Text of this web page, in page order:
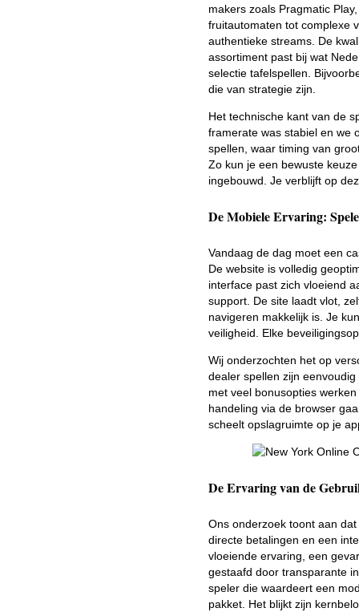
makers zoals Pragmatic
fruitautomaten tot complexe
authentieke streams. De
assortiment past bij wat
selectie tafelspellen.
die van strategie zijn.
Het technische kant van de
framerate was stabiel en we
spellen, waar timing van
Zo kun je een bewuste
ingebouwd. Je verblijft op
De Mobiele Ervaring:
Vandaag de dag moet een
De website is volledig
interface past zich vloeiend
support. De site laadt vlot,
navigeren makkelijk is. Je
veiligheid. Elke
Wij onderzochten het op
dealer spellen zijn
met veel bonusopties
handeling via de browser
scheelt opslagruimte op je
De Ervaring van de
Ons onderzoek toont aan
directe betalingen en een
vloeiende ervaring, een
gestaafd door transparante
speler die waardeert een
pakket. Het blijkt zijn